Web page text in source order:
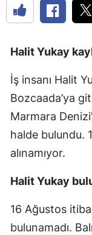
Halit Yukay
İş insanı Halit
Bozcaada’ya
Marmara
halde bulundu.
alınamıyor.
Halit Yukay
16 Ağustos
bulunamadı.